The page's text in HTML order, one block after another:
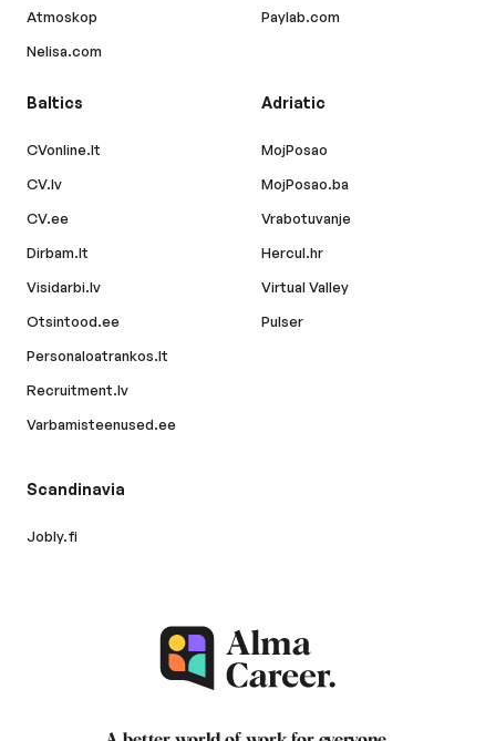
Atmoskop
Nelisa.com
Paylab.com
Baltics
CVonline.lt
CV.lv
CV.ee
Dirbam.lt
Visidarbi.lv
Otsintood.ee
Personaloatrankos.lt
Recruitment.lv
Varbamisteenused.ee
Adriatic
MojPosao
MojPosao.ba
Vrabotuvanje
Hercul.hr
Virtual Valley
Pulser
Scandinavia
Jobly.fi